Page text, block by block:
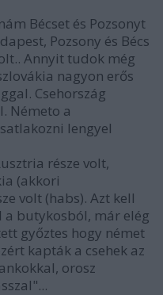
Bécset és Pozsonyt
Pozsony és Bécs
Annyit tudok még
nagyon erős
Csehország
Németo a
lengyel
része volt,
(akkori
volt (habs). Azt kell
butykosból, már elég
győztes hogy német
kapták a csehek az
orosz